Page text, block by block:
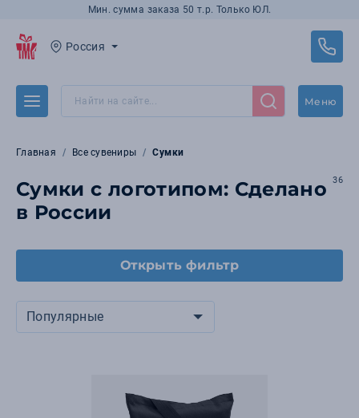
Мин. сумма заказа 50 т.р. Только ЮЛ.
Россия
Меню
Главная Все сувениры Сумки
Сумки с логотипом: Сделано
в России
36
Открыть фильтр
Популярные